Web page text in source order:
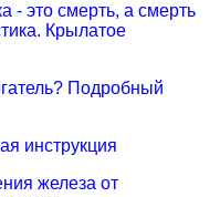
- это смерть, а смерть
Крылатое
Подробный
инструкция
железа от